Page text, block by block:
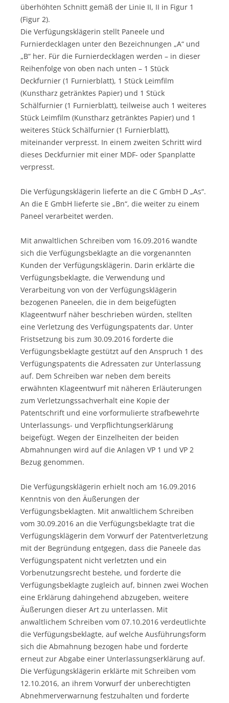
überhöhten Schnitt gemäß der Linie II, II in Figur 1
(Figur 2).
Die Verfügungsklägerin stellt Paneele und
Furnierdecklagen unter den Bezeichnungen „A“ und
„B“ her. Für die Furnierdecklagen werden – in dieser
Reihenfolge von oben nach unten – 1 Stück
Deckfurnier (1 Furnierblatt), 1 Stück Leimfilm
(Kunstharz getränktes Papier) und 1 Stück
Schälfurnier (1 Furnierblatt), teilweise auch 1 weiteres
Stück Leimfilm (Kunstharz getränktes Papier) und 1
weiteres Stück Schälfurnier (1 Furnierblatt),
miteinander verpresst. In einem zweiten Schritt wird
dieses Deckfurnier mit einer MDF- oder Spanplatte
verpresst.
Die Verfügungsklägerin lieferte an die C GmbH D „As“.
An die E GmbH lieferte sie „Bn“, die weiter zu einem
Paneel verarbeitet werden.
Mit anwaltlichen Schreiben vom 16.09.2016 wandte
sich die Verfügungsbeklagte an die vorgenannten
Kunden der Verfügungsklägerin. Darin erklärte die
Verfügungsbeklagte, die Verwendung und
Verarbeitung von von der Verfügungsklägerin
bezogenen Paneelen, die in dem beigefügten
Klageentwurf näher beschrieben würden, stellten
eine Verletzung des Verfügungspatents dar. Unter
Fristsetzung bis zum 30.09.2016 forderte die
Verfügungsbeklagte gestützt auf den Anspruch 1 des
Verfügungspatents die Adressaten zur Unterlassung
auf. Dem Schreiben war neben dem bereits
erwähnten Klageentwurf mit näheren Erläuterungen
zum Verletzungssachverhalt eine Kopie der
Patentschrift und eine vorformulierte strafbewehrte
Unterlassungs- und Verpflichtungserklärung
beigefügt. Wegen der Einzelheiten der beiden
Abmahnungen wird auf die Anlagen VP 1 und VP 2
Bezug genommen.
Die Verfügungsklägerin erhielt noch am 16.09.2016
Kenntnis von den Äußerungen der
Verfügungsbeklagten. Mit anwaltlichem Schreiben
vom 30.09.2016 an die Verfügungsbeklagte trat die
Verfügungsklägerin dem Vorwurf der Patentverletzung
mit der Begründung entgegen, dass die Paneele das
Verfügungspatent nicht verletzten und ein
Vorbenutzungsrecht bestehe, und forderte die
Verfügungsbeklagte zugleich auf, binnen zwei Wochen
eine Erklärung dahingehend abzugeben, weitere
Äußerungen dieser Art zu unterlassen. Mit
anwaltlichem Schreiben vom 07.10.2016 verdeutlichte
die Verfügungsbeklagte, auf welche Ausführungsform
sich die Abmahnung bezogen habe und forderte
erneut zur Abgabe einer Unterlassungserklärung auf.
Die Verfügungsklägerin erklärte mit Schreiben vom
12.10.2016, an ihrem Vorwurf der unberechtigten
Abnehmerverwarnung festzuhalten und forderte